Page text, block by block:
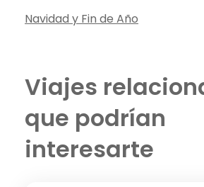
Navidad y Fin de Año
Viajes
que podrían
interesarte